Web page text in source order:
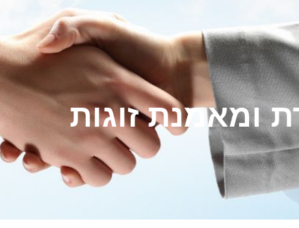
ומאמנת זוגות